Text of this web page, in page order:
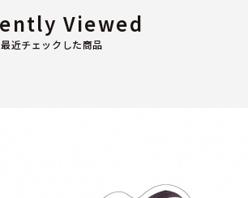
最近チェックした商品
Viewed